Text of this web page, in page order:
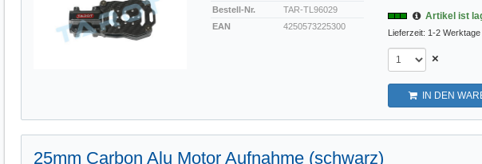
Bestell-Nr.
TAR-TL96029
EAN
4250573225300
Artikel ist
Lieferzeit: 1-2 Werktage
×
IN DEN
25mm Carbon Alu Motor Aufnahme (schwarz)